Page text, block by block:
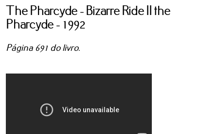
The Pharcyde - Bizarre Ride II the
Pharcyde - 1992
Página 691 do livro.